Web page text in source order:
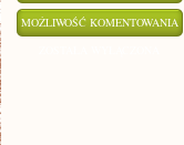
MOŻLIWOŚĆ KOMENTOWANIA